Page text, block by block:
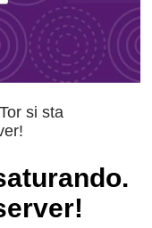
si sta